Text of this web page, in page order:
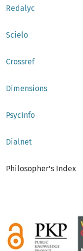
Redalyc
Scielo
Crossref
Dimensions
PsycInfo
Dialnet
Philosopher's Index